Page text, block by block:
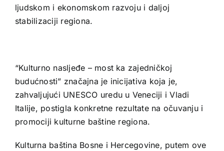
ljudskom i ekonomskom razvoju i daljoj
stabilizaciji regiona.
“Kulturno nasljeđe – most ka zajedničkoj
budućnosti” značajna je inicijativa koja je,
zahvaljujući UNESCO uredu u Veneciji i Vladi
Italije, postigla konkretne rezultate na očuvanju i
promociji kulturne baštine regiona.
Kulturna baština Bosne i Hercegovine, putem ove